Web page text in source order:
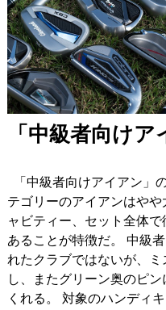
「中級者向け
「中級者向けアイアン」
テゴリーのアイアンはや
ャビティー、セット全体
あることが特徴だ。 中級
れたクラブではないが、
し、またグリーン奥のピ
くれる。 対象のハンディ